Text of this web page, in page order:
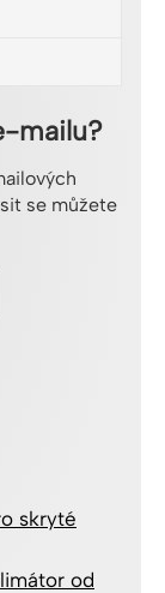
mailu?
se můžete
skryté
od